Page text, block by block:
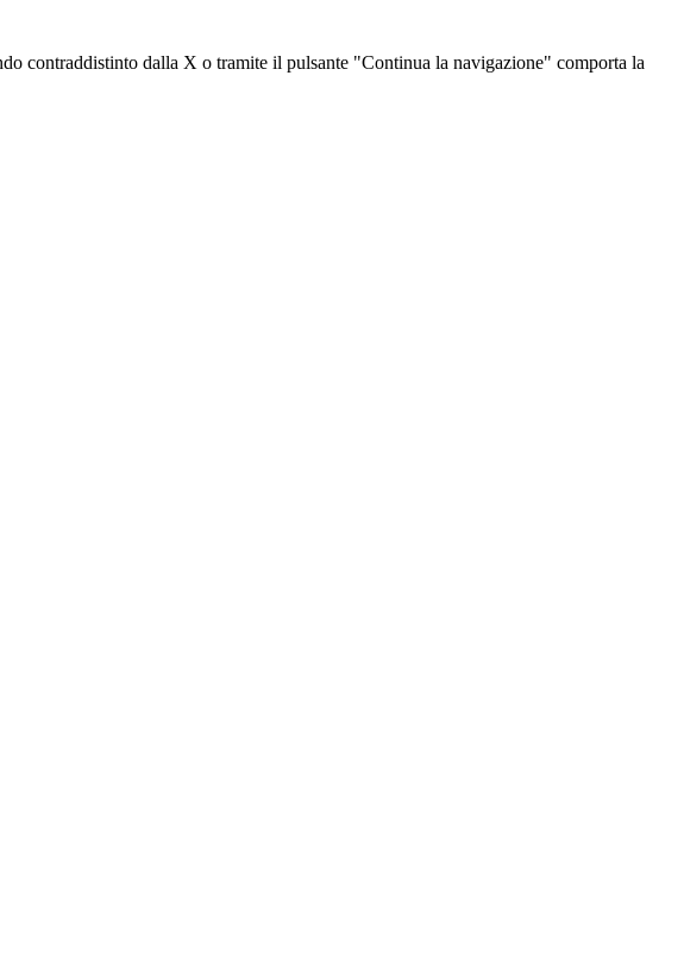
contraddistinto dalla X o tramite il pulsante "Continua la navigazione" comporta la